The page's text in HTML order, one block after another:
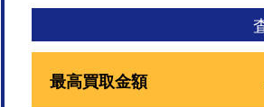
最高買取金額